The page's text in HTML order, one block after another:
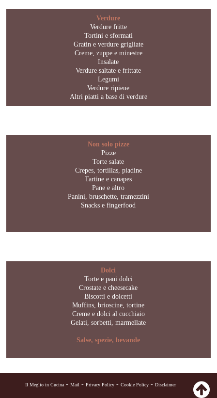
Verdure
Verdure fritte
Tortini e sformati
Gratin e verdure grigliate
Creme, zuppe e minestre
Insalate
Verdure saltate e frittate
Legumi
Verdure ripiene
Altri piatti a base di verdure
Non solo pizze
Pizze
Torte salate
Crepes, tortillas, piadine
Tartine e canapes
Pane e altro
Panini, bruschette, tramezzini
Snacks e fingerfood
Dolci
Torte e pani dolci
Crostate e cheesecake
Biscotti e dolcetti
Muffins, brioscine, tortine
Creme e dolci al cucchiaio
Gelati, sorbetti, marmellate
Salse, spezie, bevande
Il Meglio in Cucina- Mail - Privacy Policy- Cookie Policy- Disclaimer